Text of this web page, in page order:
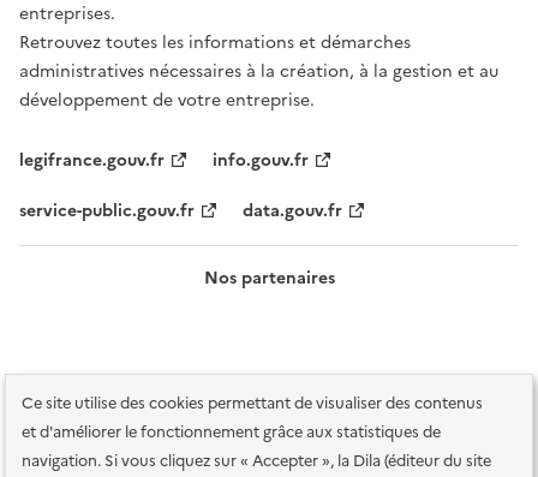
Ce site utilise des cookies permettant de visualiser des contenus
et d'améliorer le fonctionnement grâce aux statistiques de
navigation. Si vous cliquez sur « Accepter », la Dila (éditeur du site
entreprises.
Retrouvez toutes les informations et démarches
administratives nécessaires à la création, à la gestion et au
développement de votre entreprise.
legifrance.gouv.fr
info.gouv.fr
service-public.gouv.fr
data.gouv.fr
Nos partenaires